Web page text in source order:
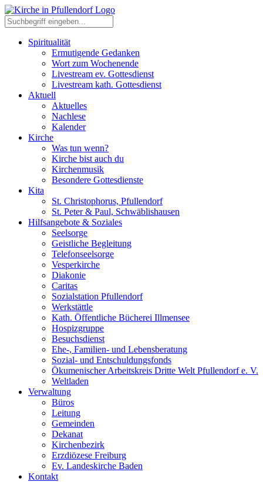
Spiritualität
Ermutigende Gedanken
Wort zum Wochenende
Livestream ev. Gottesdienst
Livestream kath. Gottesdienst
Aktuell
Aktuelles
Nachlese
Kalender
Kirche
Was tun wenn?
Kirche bist auch du
Kirchenmusik
Besondere Gottesdienste
Kita
St. Christophorus, Pfullendorf
St. Peter & Paul, Schwäblishausen
Hilfsangebote & Soziales
Seelsorge
Geistliche Begleitung
Telefonseelsorge
Vesperkirche
Diakonie
Caritas
Sozialstation Pfullendorf
Werkstättle
Kath. Öffentliche Bücherei Illmensee
Hospizgruppe
Besuchsdienst
Ehe-, Familien- und Lebensberatung
Sozial- und Entschuldungsfonds
Ökumenischer Arbeitskreis Dritte Welt Pfullendorf e. V.
Weltladen
Verwaltung
Büros
Leitung
Gemeinden
Dekanat
Kirchenbezirk
Erzdiözese Freiburg
Ev. Landeskirche Baden
Kontakt